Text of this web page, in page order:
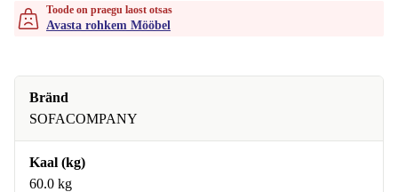
Toode on praegu laost otsas
Avasta rohkem Mööbel
Bränd
SOFACOMPANY
Kaal (kg)
60.0 kg